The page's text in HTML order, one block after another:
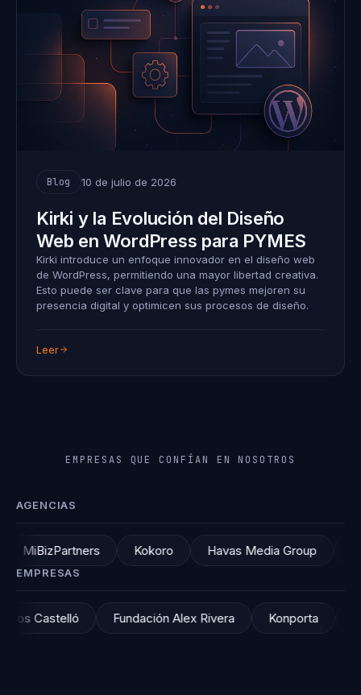
Blog 10 de julio de 2026
Kirki y la Evolución del Diseño
Web en WordPress para PYMES
Kirki introduce un enfoque innovador en el diseño web
de WordPress, permitiendo una mayor libertad creativa.
Esto puede ser clave para que las pymes mejoren su
presencia digital y optimicen sus procesos de diseño.
Leer
EMPRESAS QUE CONFÍAN EN NOSOTROS
AGENCIAS
Kokoro Havas Media Group IDONMS
EMPRESAS
Dr. Campos Castelló Fundación Alex Rivera